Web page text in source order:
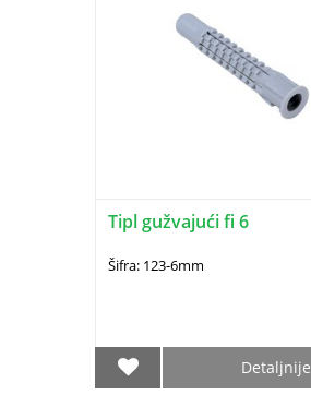
Tipl gužvajući fi 6
Šifra: 123-6mm
Detaljnije